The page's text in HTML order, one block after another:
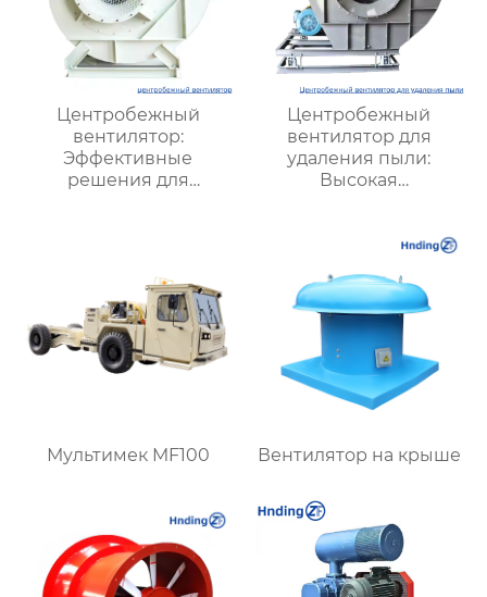
Центробежный
вентилятор:
Эффективные
решения для
Центробежный
вентилятор для
удаления пыли:
Высокая
инновационные
промышленных
систем очистки
воздуха
Мультимек MF100 Вентилятор на крыше